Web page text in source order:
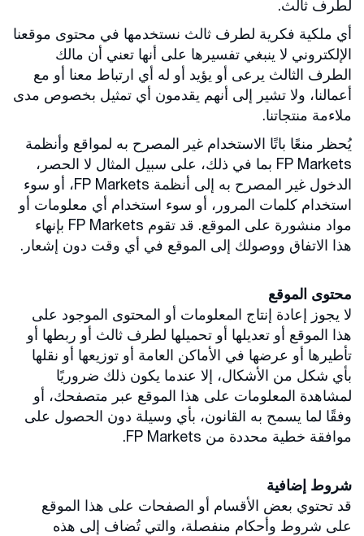
لطرف ثالث.
أي ملكية فكرية لطرف ثالث نستخدمها في محتوى موقعنا
الإلكتروني لا ينبغي تفسيرها على أنها تعني أن مالك
الطرف الثالث يرعى أو يؤيد أو له أي ارتباط معنا أو مع
أعمالنا، ولا تشير إلى أنهم يقدمون أي تمثيل بخصوص مدى
ملاءمة منتجاتنا.
يُحظر منعًا باتًا الاستخدام غير المصرح به لمواقع وأنظمة
FP Markets بما في ذلك، على سبيل المثال لا الحصر،
الدخول غير المصرح به إلى أنظمة FP Markets، أو سوء
استخدام كلمات المرور، أو سوء استخدام أي معلومات أو
مواد منشورة على الموقع. قد تقوم FP Markets بإنهاء
هذا الاتفاق ووصولك إلى الموقع في أي وقت دون إشعار.
محتوى الموقع
لا يجوز إعادة إنتاج المعلومات أو المحتوى الموجود على
هذا الموقع أو تعديلها أو تحميلها لطرف ثالث أو ربطها أو
تأطيرها أو عرضها في الأماكن العامة أو توزيعها أو نقلها
بأي شكل من الأشكال، إلا عندما يكون ذلك ضروريًا
لمشاهدة المعلومات على هذا الموقع عبر متصفحك، أو
وفقًا لما يسمح به القانون، بأي وسيلة دون الحصول على
موافقة خطية محددة من FP Markets.
شروط إضافية
قد تحتوي بعض الأقسام أو الصفحات على هذا الموقع
على شروط وأحكام منفصلة، والتي تُضاف إلى هذه